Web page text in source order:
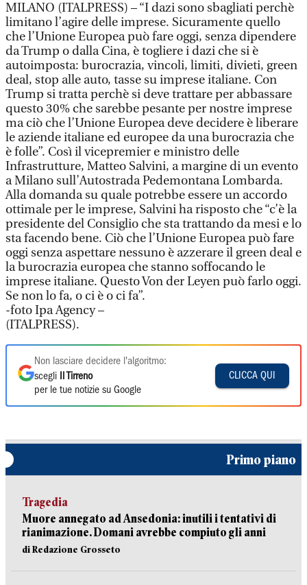
MILANO (ITALPRESS) – “I dazi sono sbagliati perchè
limitano l’agire delle imprese. Sicuramente quello
che l’Unione Europea può fare oggi, senza dipendere
da Trump o dalla Cina, è togliere i dazi che si è
autoimposta: burocrazia, vincoli, limiti, divieti, green
deal, stop alle auto, tasse su imprese italiane. Con
Trump si tratta perchè si deve trattare per abbassare
questo 30% che sarebbe pesante per nostre imprese
ma ciò che l’Unione Europea deve decidere è liberare
le aziende italiane ed europee da una burocrazia che
è folle”. Così il vicepremier e ministro delle
Infrastrutture, Matteo Salvini, a margine di un evento
a Milano sull’Autostrada Pedemontana Lombarda.
Alla domanda su quale potrebbe essere un accordo
ottimale per le imprese, Salvini ha risposto che “c’è la
presidente del Consiglio che sta trattando da mesi e lo
sta facendo bene. Ciò che l’Unione Europea può fare
oggi senza aspettare nessuno è azzerare il green deal e
la burocrazia europea che stanno soffocando le
imprese italiane. Questo Von der Leyen può farlo oggi.
Se non lo fa, o ci è o ci fa”.
-foto Ipa Agency –
(ITALPRESS).
Non lasciare decidere l'algoritmo:
scegli
Il Tirreno
per le tue notizie su Google
CLICCA QUI
Primo piano
Tragedia
Muore annegato ad Ansedonia: inutili i tentativi di
rianimazione. Domani avrebbe compiuto gli anni
di Redazione Grosseto